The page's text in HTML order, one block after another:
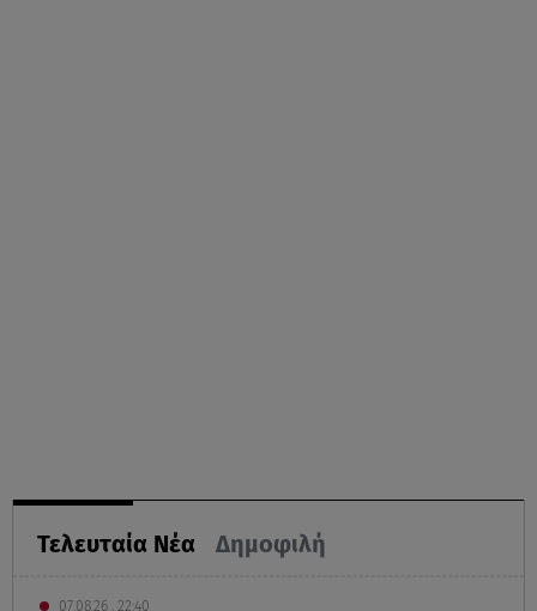
Τελευταία Νέα Δημοφιλή
07.08.26 , 22:40